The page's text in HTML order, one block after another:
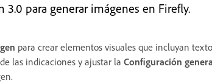
para generar imágenes en Firefly.
para crear elementos visuales que incluyan
las indicaciones y ajustar la Configuración